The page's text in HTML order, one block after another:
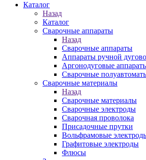
Каталог
Назад
Каталог
Сварочные аппараты
Назад
Сварочные аппараты
Аппараты ручной
Аргонодуговые
Сварочные
Сварочные материалы
Назад
Сварочные материалы
Сварочные электроды
Сварочная проволока
Присадочные прутки
Вольфрамовые
Графитовые электроды
Флюсы